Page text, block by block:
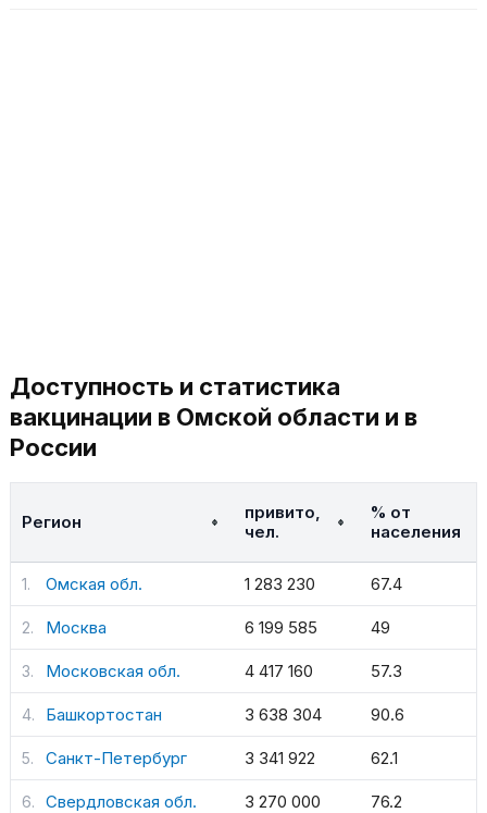
Доступность и статистика
вакцинации в Омской области и в
России
Регион
привито,
чел.
% от
населения
Омская обл. 1 283 230 67.4
Москва 6 199 585 49
Московская обл. 4 417 160 57.3
Башкортостан 3 638 304 90.6
Санкт-Петербург 3 341 922 62.1
Свердловская обл. 3 270 000 76.2